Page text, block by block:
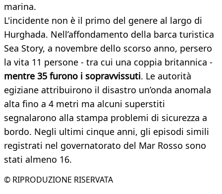
marina.
L'incidente non è il primo del genere al largo di
Hurghada. Nell’affondamento della barca turistica
Sea Story, a novembre dello scorso anno, persero
la vita 11 persone - tra cui una coppia britannica -
mentre 35 furono i sopravvissuti. Le autorità
egiziane attribuirono il disastro un’onda anomala
alta fino a 4 metri ma alcuni superstiti
segnalarono alla stampa problemi di sicurezza a
bordo. Negli ultimi cinque anni, gli episodi simili
registrati nel governatorato del Mar Rosso sono
stati almeno 16.
© RIPRODUZIONE RISERVATA